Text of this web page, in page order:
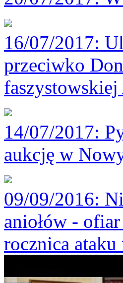
16/07/2017:
przeciwko
14/07/2017:
aukcję w
09/09/2016:
aniołów -
rocznica ataku